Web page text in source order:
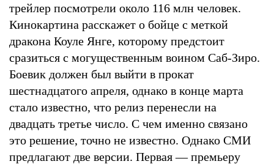
трейлер посмотрели около 116 млн человек.
Кинокартина расскажет о бойце с меткой
дракона Коуле Янге, которому предстоит
сразиться с могущественным воином Саб-Зиро.
Боевик должен был выйти в прокат
шестнадцатого апреля, однако в конце марта
стало известно, что релиз перенесли на
двадцать третье число. С чем именно связано
это решение, точно не известно. Однако СМИ
предлагают две версии. Первая — премьеру